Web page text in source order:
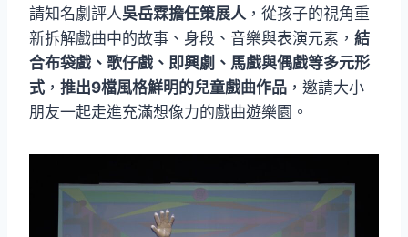
請知名劇評人吳岳霖擔任策展人，從孩子的視角重
新拆解戲曲中的故事、身段、音樂與表演元素， 結
合布袋戲、歌仔戲、即興劇、馬戲與偶戲等多元形
式 ， 推出9檔風格鮮明的兒童戲曲作品 ，邀請大小
朋友一起走進充滿想像力的戲曲遊樂園。